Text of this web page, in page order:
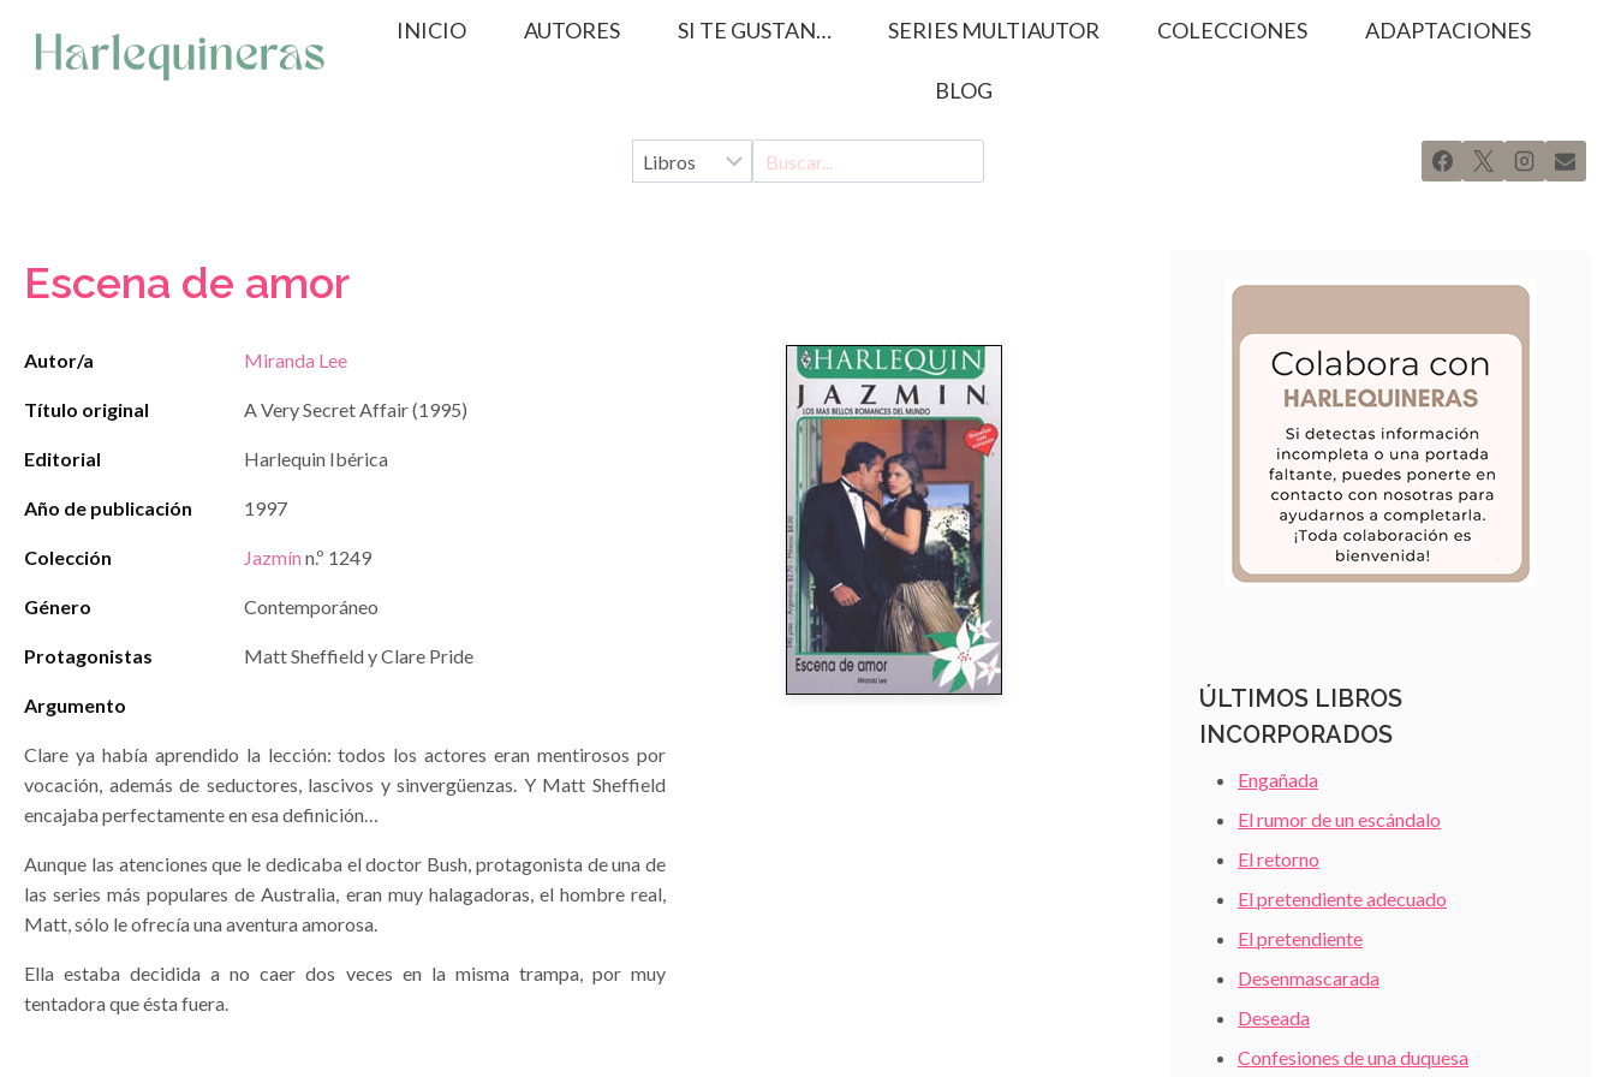
contenido
INICIO AUTORES SI TE GUSTAN… SERIES MULTIAUTOR COLECCIONES ADAPTACIONES
BLOG
Escena de amor
Autor/a Miranda Lee
Título original A Very Secret Affair (1995)
Editorial Harlequin Ibérica
Año de publicación 1997
Colección Jazmín n.º 1249
Género Contemporáneo
Protagonistas Matt Sheffield y Clare Pride
Argumento
Clare ya había aprendido la lección: todos los actores eran mentirosos por
vocación, además de seductores, lascivos y sinvergüenzas. Y Matt Sheffield
encajaba perfectamente en esa definición…
Aunque las atenciones que le dedicaba el doctor Bush, protagonista de una de
las series más populares de Australia, eran muy halagadoras, el hombre real,
Matt, sólo le ofrecía una aventura amorosa.
Ella estaba decidida a no caer dos veces en la misma trampa, por muy
tentadora que ésta fuera.
ÚLTIMOS LIBROS
INCORPORADOS
Engañada
El rumor de un escándalo
El retorno
El pretendiente adecuado
El pretendiente
Desenmascarada
Deseada
Confesiones de una duquesa